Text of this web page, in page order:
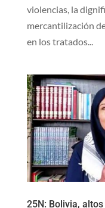
violencias, la
mercantilización
en los tratados...
25N: Bolivia,